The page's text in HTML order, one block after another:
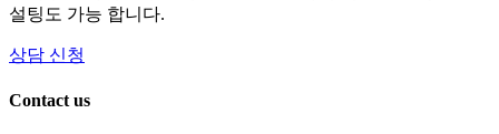
설팅도 가능 합니다.
상담 신청
Contact us